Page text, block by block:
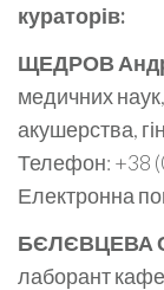
кураторів:
ЩЕДРОВ
медичних
акушерства,
Телефон: +38
Електронна
БЄЛЄВЦЕВА
лаборант